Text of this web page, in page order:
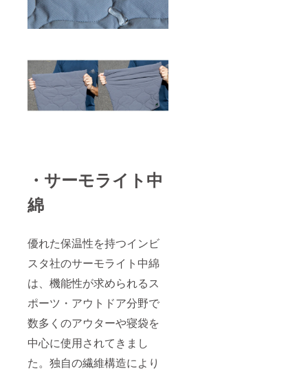
・サーモライト中
綿
優れた保温性を持つインビ
スタ社のサーモライト中綿
は、機能性が求められるス
ポーツ・アウトドア分野で
数多くのアウターや寝袋を
中心に使用されてきまし
た。独自の繊維構造により